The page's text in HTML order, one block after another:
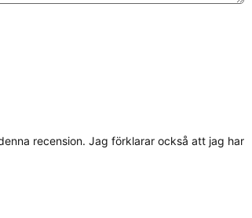
recension. Jag förklarar också att jag har